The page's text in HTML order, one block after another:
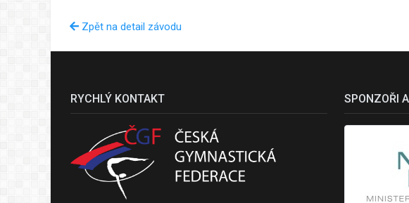
Zpět na detail závodu
RYCHLÝ KONTAKT SPONZOŘI